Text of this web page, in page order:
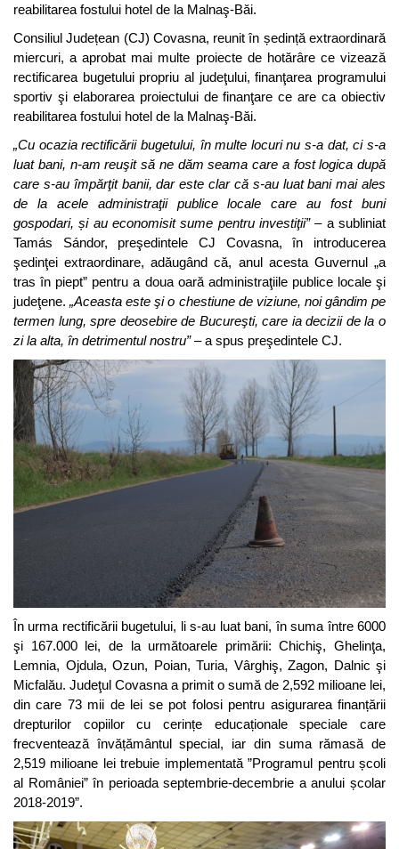
reabilitarea fostului hotel de la Malnaş-Băi.
Consiliul Județean (CJ) Covasna, reunit în ședință extraordinară
miercuri, a aprobat mai multe proiecte de hotărâre ce vizează
rectificarea bugetului propriu al judeţului, finanţarea programului
sportiv şi elaborarea proiectului de finanţare ce are ca obiectiv
reabilitarea fostului hotel de la Malnaş-Băi.
„Cu ocazia rectificării bugetului, în multe locuri nu s-a dat, ci s-a
luat bani, n-am reuşit să ne dăm seama care a fost logica după
care s-au împărţit banii, dar este clar că s-au luat bani mai ales
de la acele administraţii publice locale care au fost buni
gospodari, și au economisit sume pentru investiţii”– a subliniat
Tamás Sándor, preşedintele CJ Covasna, în introducerea
şedinţei extraordinare, adăugând că, anul acesta Guvernul „a
tras în piept” pentru a doua oară administraţiile publice locale şi
judeţene.„Aceasta este şi o chestiune de viziune, noi gândim pe
termen lung, spre deosebire de Bucureşti, care ia decizii de la o
zi la alta, în detrimentul nostru”– a spus preşedintele CJ.
În urma rectificării bugetului, li s-au luat bani, în suma între 6000
şi 167.000 lei, de la următoarele primării: Chichiş, Ghelinţa,
Lemnia, Ojdula, Ozun, Poian, Turia, Vârghiş, Zagon, Dalnic şi
Micfalău. Judeţul Covasna a primit o sumă de 2,592 milioane lei,
din care 73 mii de lei se pot folosi pentru asigurarea finanțării
drepturilor copiilor cu cerințe educaționale speciale care
frecventează învățământul special, iar din suma rămasă de
2,519 milioane lei trebuie implementată ”Programul pentru școli
al României” în perioada septembrie-decembrie a anului școlar
2018-2019”.